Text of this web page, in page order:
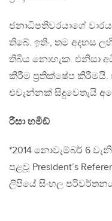
ජනාධිපතිවරයාගේ
තිබේ. ඉතිං, තම අදහස
තිබිය නොහැක. එනිසා
කිරීම ප‍්‍රතික්ෂේප
එවැන්නක් සිදුවෙතැයි
රීසා හමීඞ්
*2014 නොවැම්බර් 6
පළවූ President’s
ලිපියේ සිංහල